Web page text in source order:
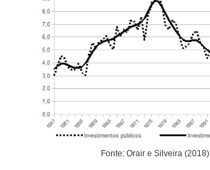
Fonte: Orair e Silveira (2018)